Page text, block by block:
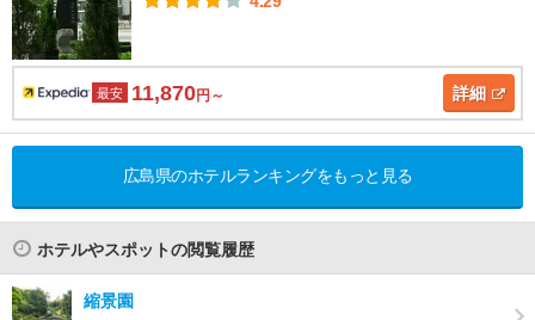
最安 11,870円～ 詳細
広島県のホテルランキングをもっと見る
ホテルやスポットの閲覧履歴
縮景園